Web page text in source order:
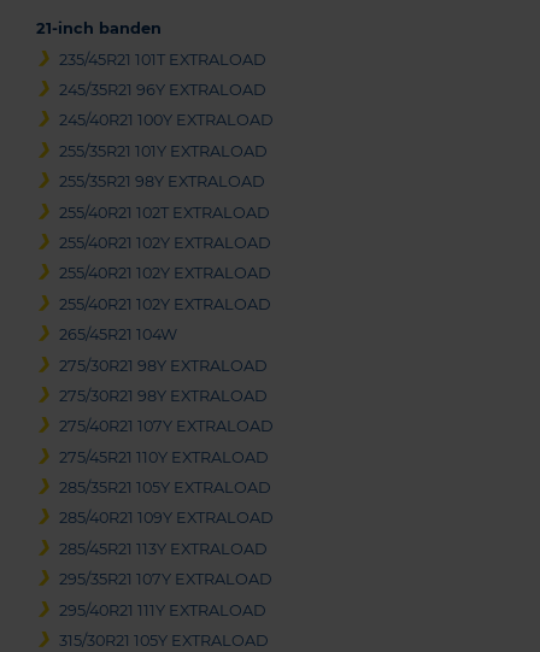
21-inch banden
235/45R21 101T EXTRALOAD
245/35R21 96Y EXTRALOAD
245/40R21 100Y EXTRALOAD
255/35R21 101Y EXTRALOAD
255/35R21 98Y EXTRALOAD
255/40R21 102T EXTRALOAD
255/40R21 102Y EXTRALOAD
255/40R21 102Y EXTRALOAD
255/40R21 102Y EXTRALOAD
265/45R21 104W
275/30R21 98Y EXTRALOAD
275/30R21 98Y EXTRALOAD
275/40R21 107Y EXTRALOAD
275/45R21 110Y EXTRALOAD
285/35R21 105Y EXTRALOAD
285/40R21 109Y EXTRALOAD
285/45R21 113Y EXTRALOAD
295/35R21 107Y EXTRALOAD
295/40R21 111Y EXTRALOAD
315/30R21 105Y EXTRALOAD